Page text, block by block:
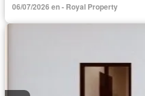
Aire acondicionado
Circuito
Caseta
06/07/2026 en - Royal Property